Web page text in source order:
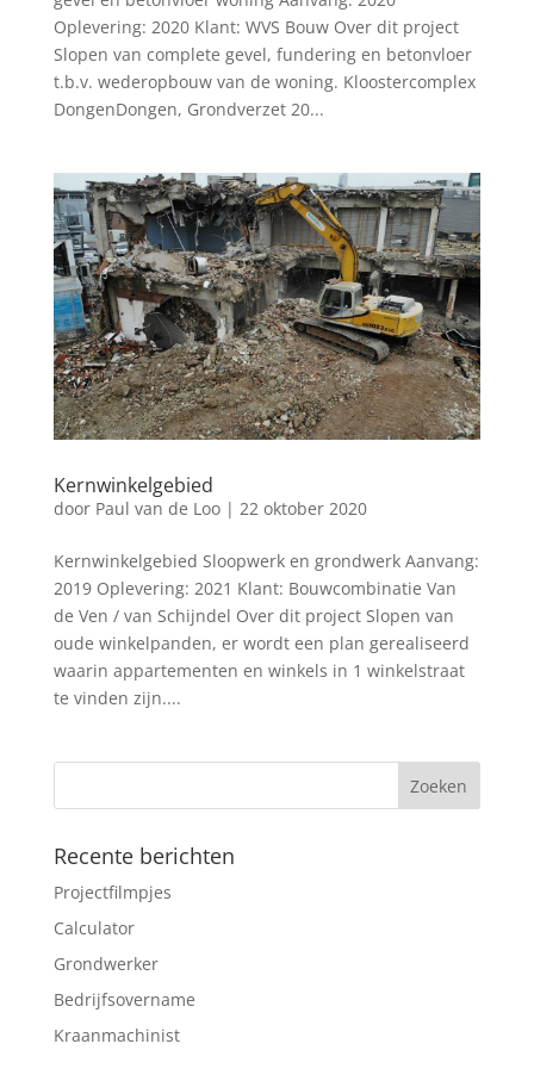
Oplevering: 2020 Klant: WVS Bouw Over dit project
Slopen van complete gevel, fundering en betonvloer
t.b.v. wederopbouw van de woning. Kloostercomplex
DongenDongen, Grondverzet 20...
Kernwinkelgebied
door Paul van de Loo| 22 oktober 2020
Kernwinkelgebied Sloopwerk en grondwerk Aanvang:
2019 Oplevering: 2021 Klant: Bouwcombinatie Van
de Ven / van Schijndel Over dit project Slopen van
oude winkelpanden, er wordt een plan gerealiseerd
waarin appartementen en winkels in 1 winkelstraat
te vinden zijn....
Recente berichten
Projectfilmpjes
Calculator
Grondwerker
Bedrijfsovername
Kraanmachinist